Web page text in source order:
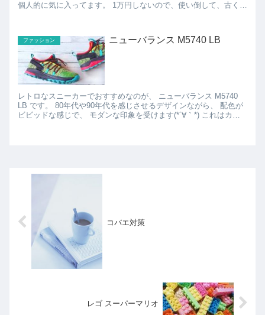
個人的に気に入ってます。 1万円しないので、使い倒して、古くな
ファッション ニューバランス M5740 LB
レトロなスニーカーでおすすめなのが、 ニューバランス M5740
LB です。 80年代や90年代を感じさせるデザインながら、 配色が
ビビッドな感じで、 モダンな印象を受けます(*´∀｀*) これはカッ
コバエ対策
レゴ スーパーマリオ